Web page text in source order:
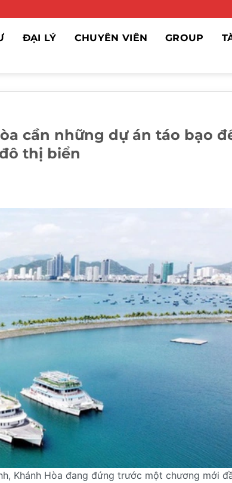
ĐẠI LÝ CHUYÊN VIÊN GROUP
cần những dự án táo bạo
thị biển
Khánh Hòa đang đứng trước một chương mới